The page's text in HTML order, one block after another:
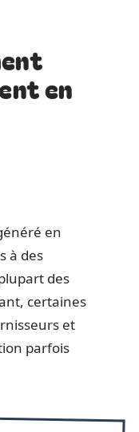
en
en
à des
des
certaines
et
parfois